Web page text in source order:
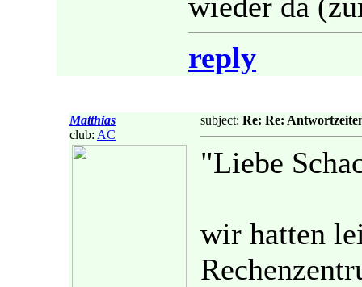
reply
Matthias
club: AC
subject: Re: Re:
"Liebe
wir hatten